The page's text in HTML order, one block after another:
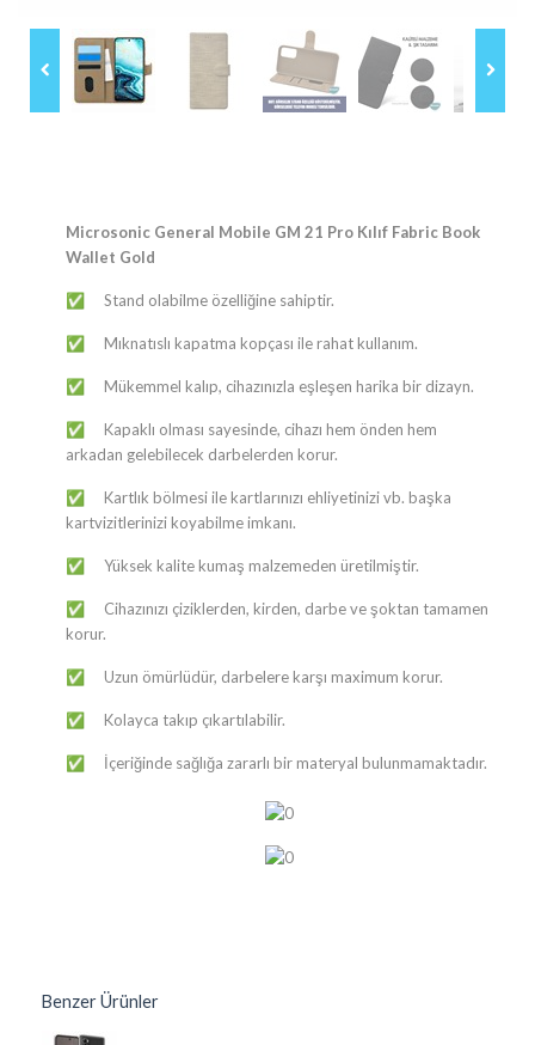
Microsonic General Mobile GM 21 Pro Kılıf Fabric Book
Wallet Gold
✅ Stand olabilme özelliğine sahiptir.
✅ Mıknatıslı kapatma kopçası ile rahat kullanım.
✅ Mükemmel kalıp, cihazınızla eşleşen harika bir dizayn.
✅ Kapaklı olması sayesinde, cihazı hem önden hem
arkadan gelebilecek darbelerden korur.
✅ Kartlık bölmesi ile kartlarınızı ehliyetinizi vb. başka
kartvizitlerinizi koyabilme imkanı.
✅ Yüksek kalite kumaş malzemeden üretilmiştir.
✅ Cihazınızı çiziklerden, kirden, darbe ve şoktan tamamen
korur.
✅ Uzun ömürlüdür, darbelere karşı maximum korur.
✅ Kolayca takıp çıkartılabilir.
✅ İçeriğinde sağlığa zararlı bir materyal bulunmamaktadır.
Benzer Ürünler